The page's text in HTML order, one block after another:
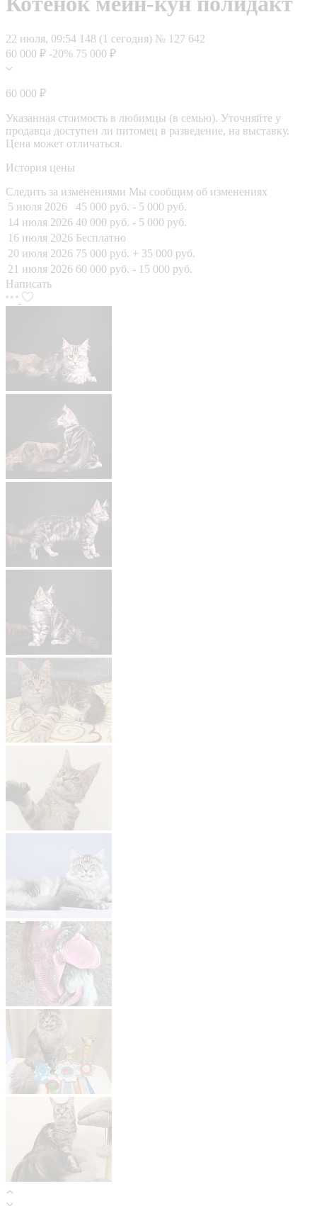
22 июля, 09:54 148 (1 сегодня) № 127 642
60 000 ₽ -20% 75 000 ₽
60 000 ₽
Указанная стоимость в любимцы (в семью). Уточняйте у
продавца доступен ли питомец в разведение, на выставку.
Цена может отличаться.
История цены
Следить за изменениями Мы сообщим об изменениях
5 июля 2026
45 000 руб. - 5 000 руб.
14 июля 2026 40 000 руб. - 5 000 руб.
16 июля 2026 Бесплатно
20 июля 2026 75 000 руб. + 35 000 руб.
21 июля 2026 60 000 руб. - 15 000 руб.
Написать